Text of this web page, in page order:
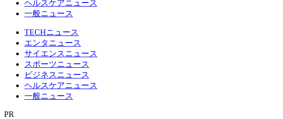
ヘルスケアニュース
一般ニュース
TECHニュース
エンタニュース
サイエンスニュース
スポーツニュース
ビジネスニュース
ヘルスケアニュース
一般ニュース
PR